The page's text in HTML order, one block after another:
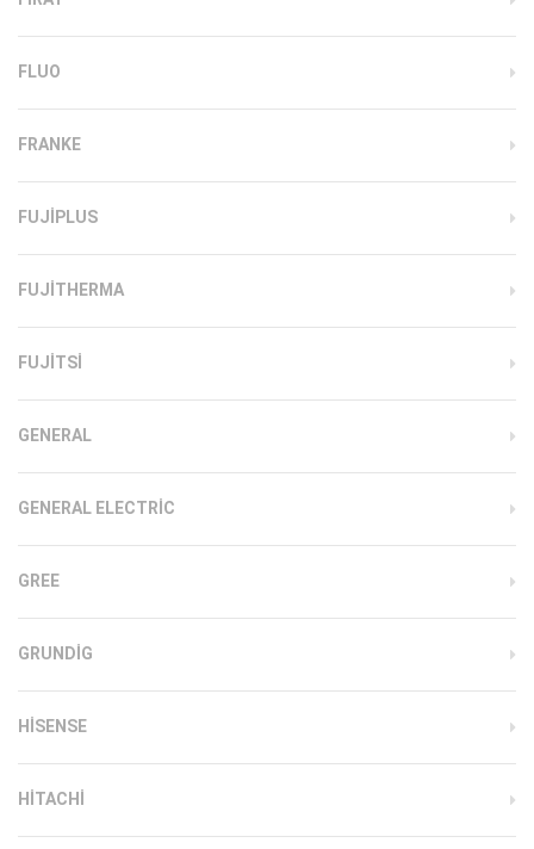
FLUO
FRANKE
FUJIPLUS
FUJITHERMA
FUJITSI
GENERAL
GENERAL ELECTRIC
GREE
GRUNDIG
HISENSE
HITACHI